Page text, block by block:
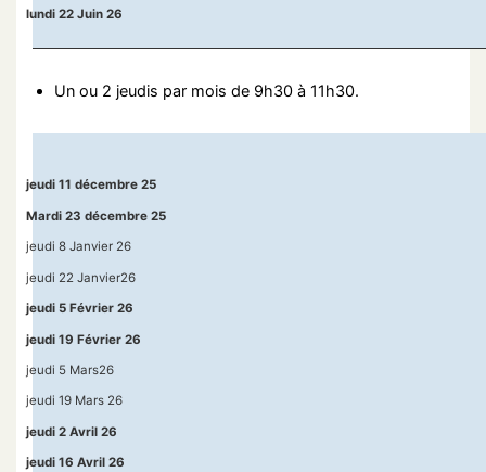
lundi 22 Juin 26
Un ou 2 jeudis par mois de 9h30 à 11h30.
jeudi 11 décembre 25
Mardi 23 décembre 25
jeudi 8 Janvier 26
jeudi 22 Janvier26
jeudi 5 Février 26
jeudi 19 Février 26
jeudi 5 Mars26
jeudi 19 Mars 26
jeudi 2 Avril 26
jeudi 16 Avril 26